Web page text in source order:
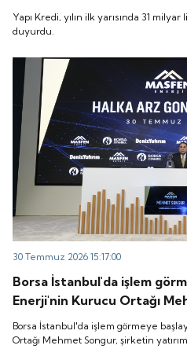
Yapı Kredi, yılın ilk yarısında 31
duyurdu.
30 Temmuz 2026 15:17:00
Borsa İstanbul'da işlem
Enerji'nin Kurucu Ortağı
yatırım planlarını anlattı.
Borsa İstanbul'da işlem görmeye
Ortağı Mehmet Songur, şirketin yatırım